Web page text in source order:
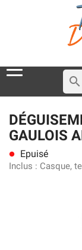
search
GAULOIS
lens Epuisé
Inclus : Casque,